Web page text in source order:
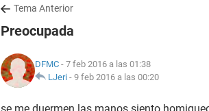
Tema Anterior
Preocupada
DFMC - 7 feb 2016 a las 01:38
LJeri - 9 feb 2016 a las 00:20